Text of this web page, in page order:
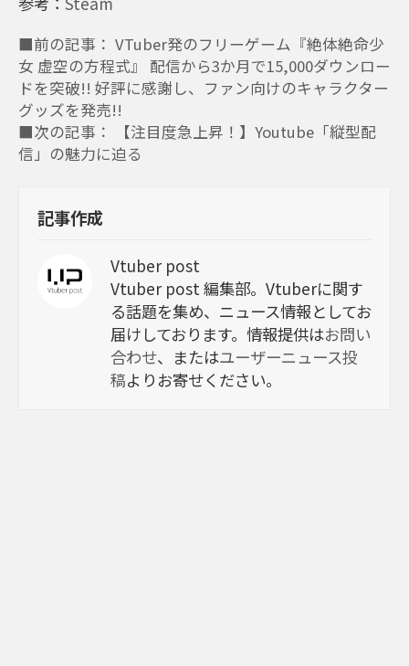
■前の記事： VTuber発のフリーゲーム『絶体絶命少
女 虚空の方程式』 配信から3か月で15,000ダウンロー
ドを突破!! 好評に感謝し、ファン向けのキャラクター
グッズを発売!!
■次の記事： 【注目度急上昇！】Youtube「縦型配
信」の魅力に迫る
記事作成
Vtuber post
Vtuber post 編集部。Vtuberに関す
る話題を集め、ニュース情報としてお
届けしております。情報提供はお問い
合わせ、またはユーザーニュース投
稿よりお寄せください。